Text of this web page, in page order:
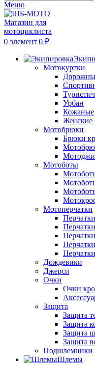
Меню
0 элемент 0 ₽
Мотокуртки
Урбан
Кожаные
Женские
Мотобрюки
Брюки
Мотоботы
Мотоперчатки
Дождевики
Джерси
Очки
Очки
Защита
Защита
Защита
Защита
Защита
Подшлемники
Шлемы